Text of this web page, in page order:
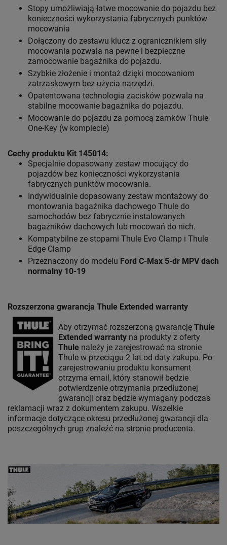
Stopy umożliwiają łatwe mocowanie do pojazdu bez
konieczności wykorzystania fabrycznych punktów
mocowania
Dołączony do zestawu klucz z ogranicznikiem siły
mocowania pozwala na pewne i bezpieczne
zamocowanie bagażnika do pojazdu.
Szybkie złożenie i montaż dzięki mocowaniom
zatrzaskowym bez użycia narzędzi.
Opatentowana technologia zacisków pozwala na
stabilne mocowanie bagażnika do pojazdu.
Mocowanie do pojazdu za pomocą zamków Thule
One-Key (w komplecie)
Cechy produktu Kit 145014:
Specjalnie dopasowany zestaw mocujący do
pojazdów bez konieczności wykorzystania
fabrycznych punktów mocowania.
Indywidualnie dopasowany zestaw montażowy do
montowania bagażnika dachowego Thule do
samochodów bez fabrycznie instalowanych
bagażników dachowych lub mocowań do nich.
Kompatybilne ze stopami Thule Evo Clamp i Thule
Edge Clamp
Przeznaczony do modelu Ford C-Max 5-dr MPV dach
normalny 10-19
Rozszerzona gwarancja Thule Extended warranty
Aby otrzymać rozszerzoną gwarancję Thule
Extended warranty na produkty z oferty
Thule należy je zarejestrować na stronie
Thule w przeciągu 2 lat od daty zakupu. Po
zarejestrowaniu produktu konsument
otrzyma email, który stanowił będzie
potwierdzenie otrzymania przedłużonej
gwarancji oraz będzie wymagany podczas
reklamacji wraz z dokumentem zakupu. Wszelkie
informacje dotyczące okresu przedłużonej gwarancji dla
poszczególnych grup znaleźć na stronie producenta.